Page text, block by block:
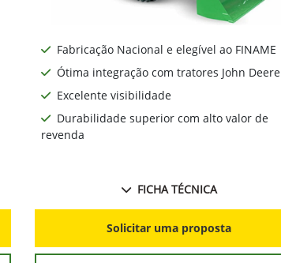
Fabricação Nacional e elegível ao FINAME
Ótima integração com tratores John Deere
Excelente visibilidade
Durabilidade superior com alto valor de
revenda
FICHA TÉCNICA
Solicitar uma proposta